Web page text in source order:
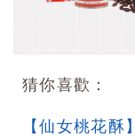
猜你喜歡：
【仙女桃花